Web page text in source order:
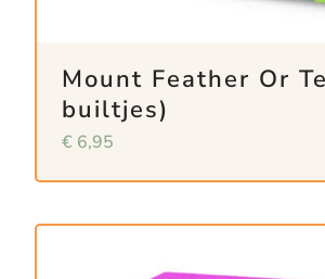
Mount Feather Or
builtjes)
€ 6,95